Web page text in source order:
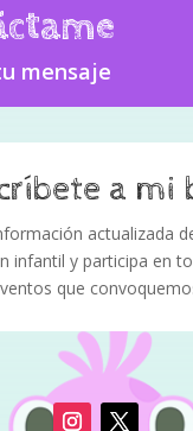
mensaje
a mi
actualizada
infantil y participa en
que